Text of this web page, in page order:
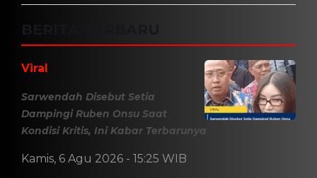
BERITA TERBARU
Viral
Sarwendah Disebut Setia
Dampingi Ruben Onsu Saat
Kondisi Kritis, Ini Kabar Terbarunya
Kamis, 6 Agu 2026 - 15:25 WIB